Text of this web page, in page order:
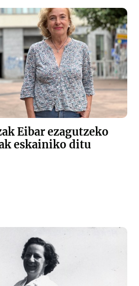
Eibar ezagutzeko
eskainiko ditu